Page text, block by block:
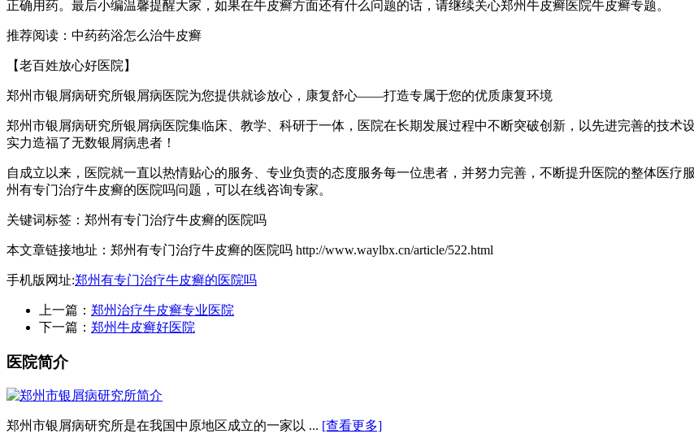
正确用药。最后小编温馨提醒大家，如果在牛皮癣方面还有什么问题的话，请继续关心郑州牛皮癣医院牛皮癣专题。
推荐阅读：中药药浴怎么治牛皮癣
【老百姓放心好医院】
郑州市银屑病研究所银屑病医院为您提供就诊放心，康复舒心——打造专属于您的优质康复环境
郑州市银屑病研究所银屑病医院集临床、教学、科研于一体，医院在长期发展过程中不断突破创新，以先进完善的技
实力造福了无数银屑病患者！
自成立以来，医院就一直以热情贴心的服务、专业负责的态度服务每一位患者，并努力完善，不断提升医院的整体医
州有专门治疗牛皮癣的医院吗问题，可以在线咨询专家。
关键词标签：郑州有专门治疗牛皮癣的医院吗
本文章链接地址：郑州有专门治疗牛皮癣的医院吗 http://www.waylbx.cn/article/522.html
手机版网址:郑州有专门治疗牛皮癣的医院吗
上一篇： 郑州治疗牛皮癣专业医院
下一篇： 郑州牛皮癣好医院
医院简介
郑州市银屑病研究所是在我国中原地区成立的一家以 ... [查看更多]